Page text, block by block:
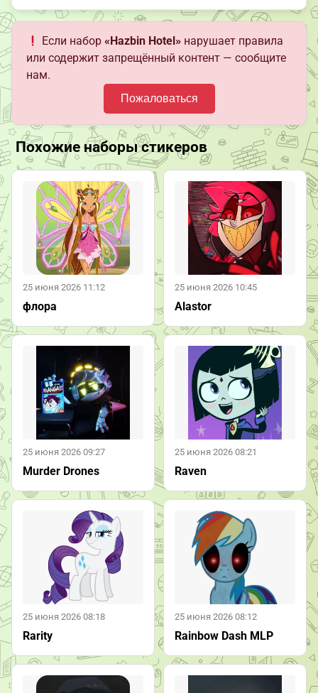
Если набор«Hazbin Hotel» нарушает правила
или содержит запрещённый контент — сообщите
нам.
Пожаловаться
Похожие наборы стикеров
25 июня 2026 11:12
флора
25 июня 2026 10:45
Alastor
25 июня 2026 09:27
Murder Drones
25 июня 2026 08:21
Raven
25 июня 2026 08:18
Rarity
25 июня 2026 08:12
Rainbow Dash MLP